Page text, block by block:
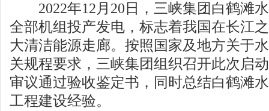
2022年12月20日，三峡集团白鹤滩
全部机组投产发电，标志着我国在长江
大清洁能源走廊。按照国家及地方关于
关规程要求，三峡集团组织召开此次启
审议通过验收鉴定书，同时总结白鹤滩
工程建设经验。